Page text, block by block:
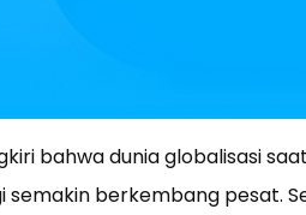
bahwa dunia globalisasi
semakin berkembang pesat.